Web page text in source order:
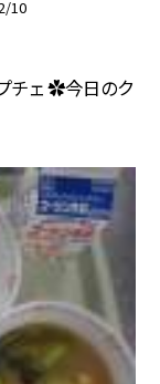
10
チェ ✿今日のク